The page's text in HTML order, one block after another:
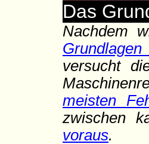
Das
Nachdem
versucht
meisten
zwischen
voraus.